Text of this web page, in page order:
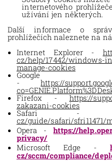
internetového
užívání jen některých.
Další informace o
prohlížečích naleznete na
Internet Explorer -
cz/help/17442/windows-
manage-cookies
-https://
Firefox - https://
zakazani-cookies
Safari
cz/guide/safari/sfri11471/
Opera -https://
privacy/
Microsoft Edge -
cz/sccm/compliance/